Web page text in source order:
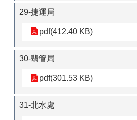
29-捷運局
pdf(412.40 KB)
30-翡管局
pdf(301.53 KB)
31-北水處